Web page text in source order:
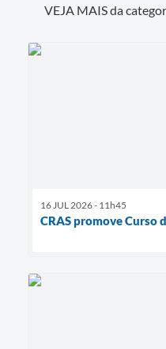
VEJA MAIS da
16 JUL 2026 - 11h45
CRAS promove Curso